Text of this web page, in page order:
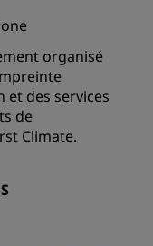
organisé
et des services
de
Climate.